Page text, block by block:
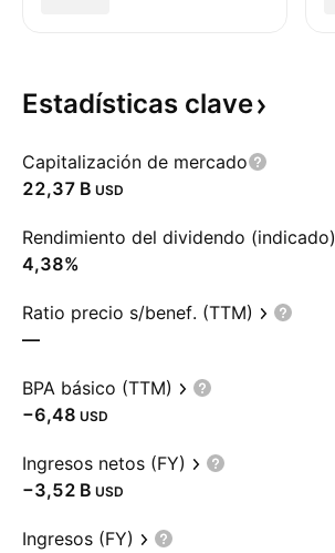
Estadísticas clave
Capitalización de mercado
‪22,37 B‬ USD
Rendimiento del dividendo (indicado)
4,38%
Ratio precio s/benef. (TTM)
—
BPA básico (TTM)
−6,48 USD
Ingresos netos (FY)
‪−3,52 B‬ USD
Ingresos (FY)